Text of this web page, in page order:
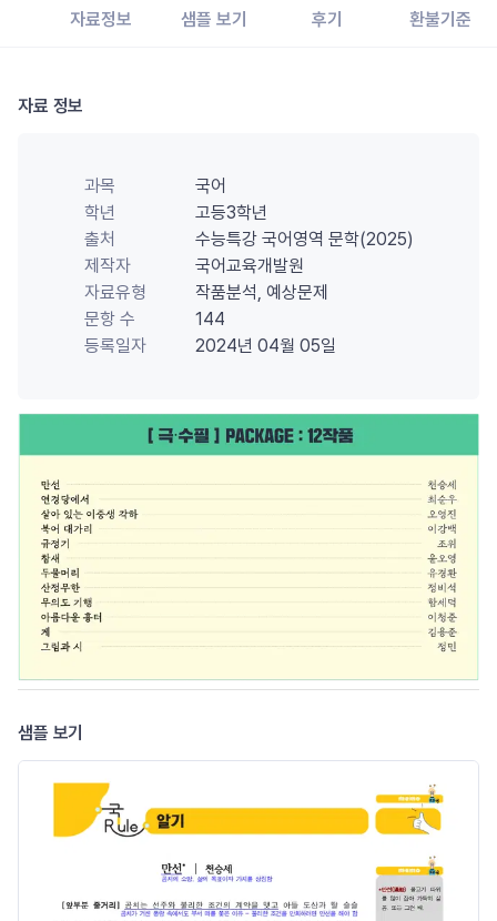
자료정보 샘플 보기 후기 환불기준
자료 정보
과목
국어
학년
고등3학년
출처
수능특강 국어영역 문학(2025)
제작자
국어교육개발원
자료유형
작품분석, 예상문제
문항 수
144
등록일자
2024년 04월 05일
샘플 보기